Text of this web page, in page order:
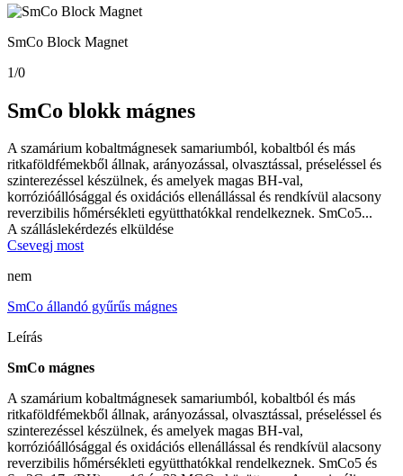
SmCo Block Magnet
1/0
SmCo blokk mágnes
A szamárium kobaltmágnesek samariumból, kobaltból és más
ritkaföldfémekből állnak, arányozással, olvasztással, préseléssel és
szinterezéssel készülnek, és amelyek magas BH-val,
korrózióállósággal és oxidációs ellenállással és rendkívül alacsony
reverzibilis hőmérsékleti együtthatókkal rendelkeznek. SmCo5...
A szálláslekérdezés elküldése
Csevegj most
nem
SmCo állandó gyűrűs mágnes
Leírás
SmCo mágnes
A szamárium kobaltmágnesek samariumból, kobaltból és más
ritkaföldfémekből állnak, arányozással, olvasztással, préseléssel és
szinterezéssel készülnek, és amelyek magas BH-val,
korrózióállósággal és oxidációs ellenállással és rendkívül alacsony
reverzibilis hőmérsékleti együtthatókkal rendelkeznek. SmCo5 és